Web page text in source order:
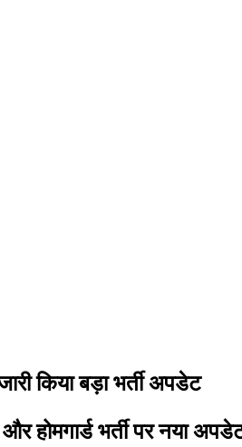
किया बड़ा भर्ती अपडेट
होमगार्ड भर्ती पर नया